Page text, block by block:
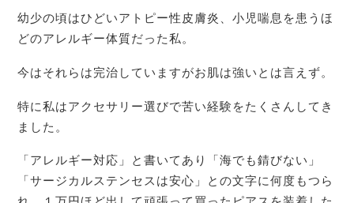
幼少の頃はひどいアトピー性皮膚炎、小児喘息を患うほ
どのアレルギー体質だった私。
今はそれらは完治していますがお肌は強いとは言えず。
特に私はアクセサリー選びで苦い経験をたくさんしてき
ました。
「アレルギー対応」と書いてあり「海でも錆びない」
「サージカルステンセスは安心」との文字に何度もつら